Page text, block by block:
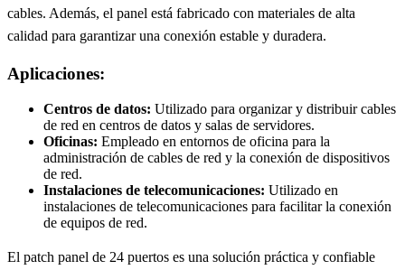
cables. Además, el panel está fabricado con materiales de alta
calidad para garantizar una conexión estable y duradera.
Aplicaciones:
Centros de datos: Utilizado para organizar y distribuir cables
de red en centros de datos y salas de servidores.
Oficinas: Empleado en entornos de oficina para la
administración de cables de red y la conexión de dispositivos
de red.
Instalaciones de telecomunicaciones: Utilizado en
instalaciones de telecomunicaciones para facilitar la conexión
de equipos de red.
El patch panel de 24 puertos es una solución práctica y confiable